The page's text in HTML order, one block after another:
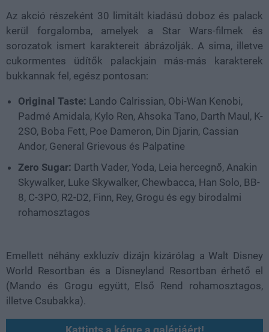
Az akció részeként 30 limitált kiadású doboz és palack
kerül forgalomba, amelyek a Star Wars-filmek és
sorozatok ismert karaktereit ábrázolják. A sima, illetve
cukormentes üdítők palackjain más-más karakterek
bukkannak fel, egész pontosan:
Original Taste: Lando Calrissian, Obi-Wan Kenobi,
Padmé Amidala, Kylo Ren, Ahsoka Tano, Darth Maul, K-
2SO, Boba Fett, Poe Dameron, Din Djarin, Cassian
Andor, General Grievous és Palpatine
Zero Sugar: Darth Vader, Yoda, Leia hercegnő, Anakin
Skywalker, Luke Skywalker, Chewbacca, Han Solo, BB-
8, C-3PO, R2-D2, Finn, Rey, Grogu és egy birodalmi
rohamosztagos
Emellett néhány exkluzív dizájn kizárólag a Walt Disney
World Resortban és a Disneyland Resortban érhető el
(Mando és Grogu együtt, Első Rend rohamosztagos,
illetve Csubakka).